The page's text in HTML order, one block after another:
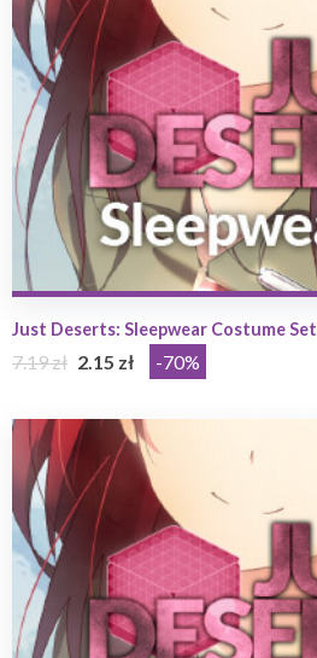
Just Deserts: Sleepwear Costume Set
7.19 zł 2.15 zł -70%